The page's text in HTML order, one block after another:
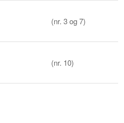
(nr. 3 og 7)
(nr. 10)